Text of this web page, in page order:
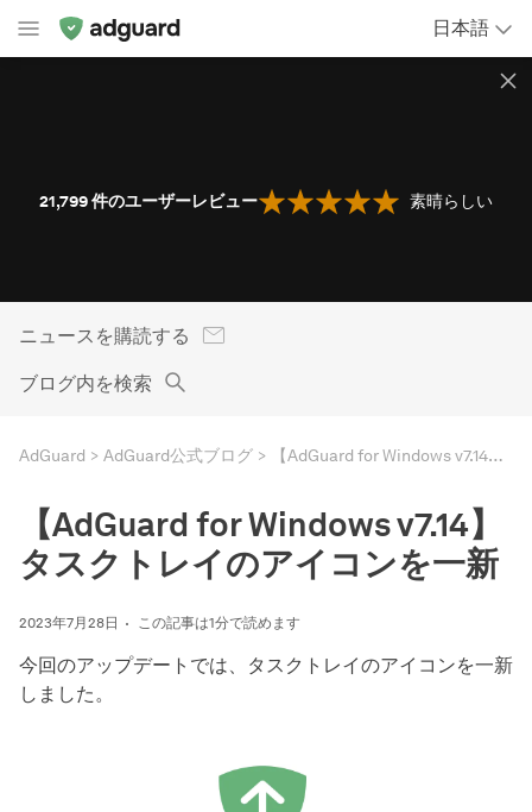
日本語
21,799件のユーザーレビュー 素晴らしい
ニュースを購読する
ブログ内を検索
AdGuard AdGuard公式ブログ 【AdGuard for Windows v7.14】タスクトレイのアイコンを一新
【AdGuard for Windows v7.14】
タスクトレイのアイコンを一新
2023年7月28日 この記事は1分で読めます
今回のアップデートでは、タスクトレイのアイコンを一新
しました。